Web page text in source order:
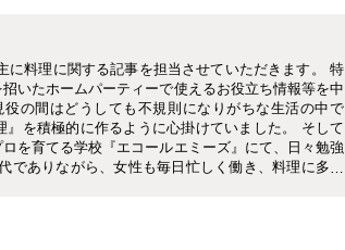
に料理に関する記事を担当させていただきます。 特
いたホームパーティーで使えるお役立ち情報等を中
の間はどうしても不規則になりがちな生活の中で
を積極的に作るように心掛けていました。 そして
を育てる学校『エコールエミーズ』にて、日々勉強
ありながら、女性も毎日忙しく働き、料理に多く